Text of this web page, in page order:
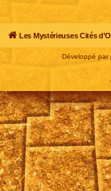
Les Mystérieuses Cités
Développé par